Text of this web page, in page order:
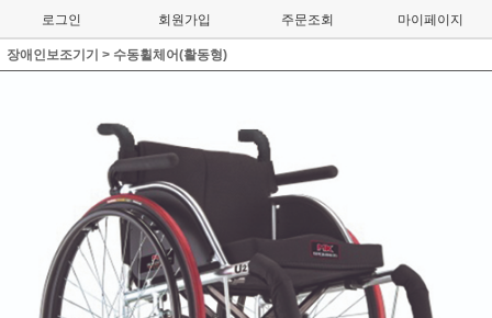
로그인 회원가입 주문조회 마이페이지
장애인보조기기 > 수동휠체어(활동형)